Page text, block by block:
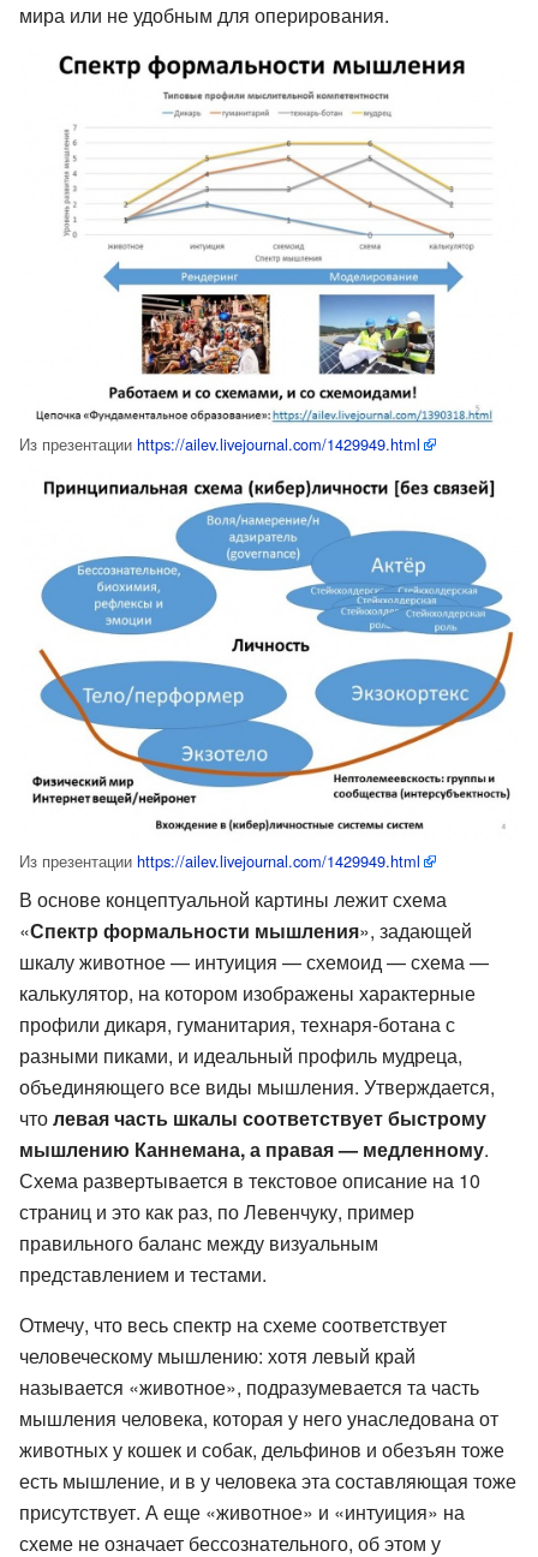
мира или не удобным для оперирования.
Из презентации https://ailev.livejournal.com/1429949.html
Из презентации https://ailev.livejournal.com/1429949.html
В основе концептуальной картины лежит схема
«Спектр формальности мышления», задающей
шкалу животное — интуиция — схемоид — схема —
калькулятор, на котором изображены характерные
профили дикаря, гуманитария, технаря-ботана с
разными пиками, и идеальный профиль мудреца,
объединяющего все виды мышления. Утверждается,
чтолевая часть шкалы соответствует быстрому
мышлению Каннемана, а правая — медленному.
Схема развертывается в текстовое описание на 10
страниц и это как раз, по Левенчуку, пример
правильного баланс между визуальным
представлением и тестами.
Отмечу, что весь спектр на схеме соответствует
человеческому мышлению: хотя левый край
называется «животное», подразумевается та часть
мышления человека, которая у него унаследована от
животных у кошек и собак, дельфинов и обезъян тоже
есть мышление, и в у человека эта составляющая тоже
присутствует. А еще «животное» и «интуиция» на
схеме не означает бессознательного, об этом у